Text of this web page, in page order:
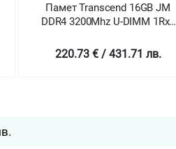
Памет Transcend 16GB JM
DDR4 3200Mhz U-DIMM 1Rx8
220.73 € / 431.71 лв.